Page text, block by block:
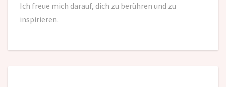
Ich freue mich darauf, dich zu berühren und zu
inspirieren.